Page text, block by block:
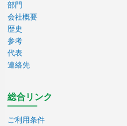
部門
会社概要
歴史
参考
代表
連絡先
総合リンク
ご利用条件